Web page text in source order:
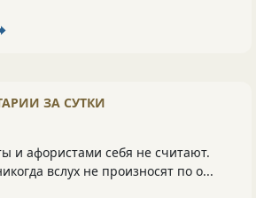
ЗА СУТКИ
и афористами себя не считают.
вслух не произносят по о...